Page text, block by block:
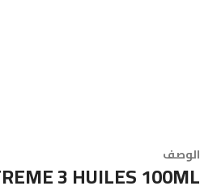
الوصف
3 HUILES 100ML